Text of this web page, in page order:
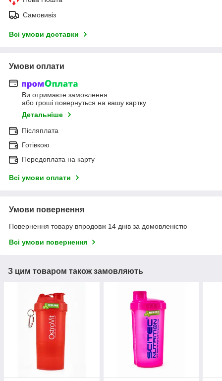
Самовивіз
Всі умови доставки
Умови оплати
Ви отримаєте замовлення
або гроші повернуться на вашу картку
Детальніше
Післяплата
Готівкою
Передоплата на карту
Всі умови оплати
Умови повернення
Повернення товару впродовж 14 днів за домовленістю
Всі умови повернення
З цим товаром також замовляють